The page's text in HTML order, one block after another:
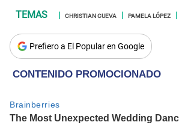
CHRISTIAN CUEVA PAMELA LÓPEZ
Prefiero a El Popular en Google